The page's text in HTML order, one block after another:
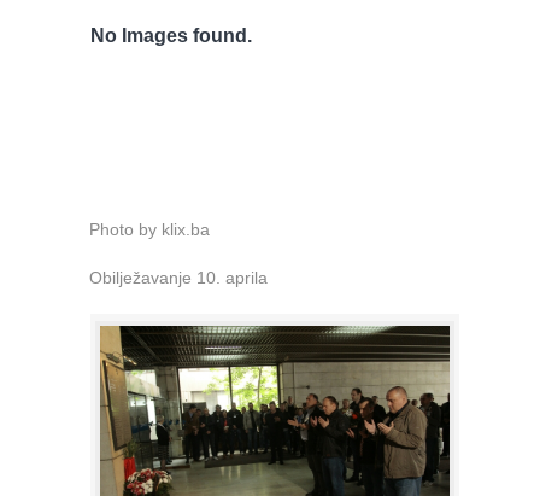
No Images found.
Photo by klix.ba
Obilježavanje 10. aprila